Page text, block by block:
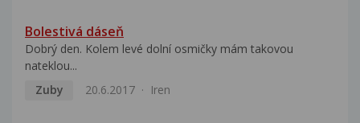
Bolestivá dáseň
Dobrý den. Kolem levé dolní osmičky mám takovou
nateklou...
Zuby
20.6.2017 Iren